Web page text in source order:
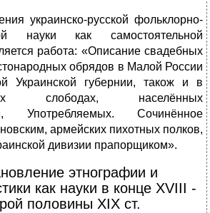
украинско-русской фольклорно-
науки как самостоятельной
работа: «Описание свадебных
обрядов в Малой России
Украинской губернии, також и в
слободах, населённых
Употребляемых. Сочинённое
армейских пихотных полков,
дивизии прапорщиком».
этнографии и
как науки в конце XVIII -
половины XIX ст.